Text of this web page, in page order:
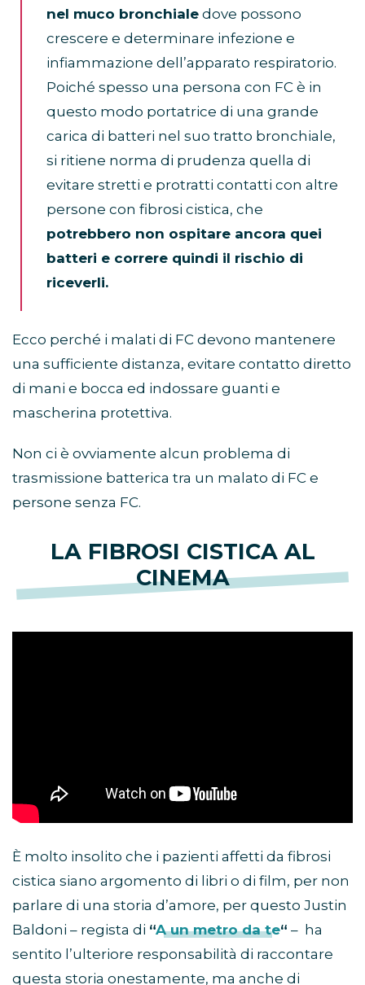
nel muco bronchiale dove possono
crescere e determinare infezione e
infiammazione dell’apparato respiratorio.
Poiché spesso una persona con FC è in
questo modo portatrice di una grande
carica di batteri nel suo tratto bronchiale,
si ritiene norma di prudenza quella di
evitare stretti e protratti contatti con altre
persone con fibrosi cistica, che
potrebbero non ospitare ancora quei
batteri e correre quindi il rischio di
riceverli.
Ecco perché i malati di FC devono mantenere
una sufficiente distanza, evitare contatto diretto
di mani e bocca ed indossare guanti e
mascherina protettiva.
Non ci è ovviamente alcun problema di
trasmissione batterica tra un malato di FC e
persone senza FC.
LA FIBROSI CISTICA AL
CINEMA
È molto insolito che i pazienti affetti da fibrosi
cistica siano argomento di libri o di film, per non
parlare di una storia d’amore, per questo Justin
Baldoni – regista di “A un metro da te“ – ha
sentito l’ulteriore responsabilità di raccontare
questa storia onestamente, ma anche di